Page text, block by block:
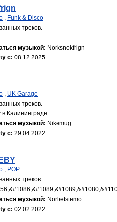
, Funk & Disco
треков.
музыкой: Norksnokfrign
с: 08.12.2025
, UK Garage
треков.
Калининграде
музыкой: Nikemug
с: 29.04.2022
, POP
треков.
музыкой: Norbetstemo
с: 02.02.2022